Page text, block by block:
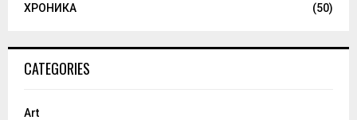
ХРОНИКА
(50)
CATEGORIES
Art